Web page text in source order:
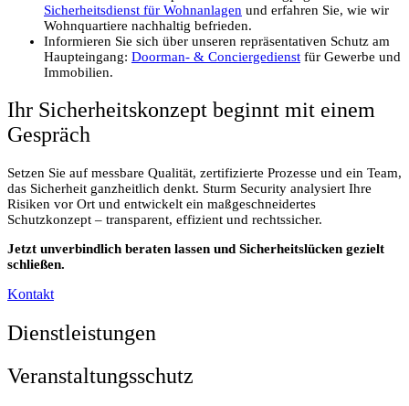
Sicherheitsdienst für Wohnanlagen und erfahren Sie, wie wir
Wohnquartiere nachhaltig befrieden.
Informieren Sie sich über unseren repräsentativen Schutz am
Haupteingang: Doorman- & Conciergedienst für Gewerbe und
Immobilien.
Ihr Sicherheitskonzept beginnt mit einem
Gespräch
Setzen Sie auf messbare Qualität, zertifizierte Prozesse und ein Team,
das Sicherheit ganzheitlich denkt. Sturm Security analysiert Ihre
Risiken vor Ort und entwickelt ein maßgeschneidertes
Schutzkonzept – transparent, effizient und rechtssicher.
Jetzt unverbindlich beraten lassen und Sicherheitslücken gezielt
schließen.
Kontakt
Dienstleistungen
Veranstaltungsschutz